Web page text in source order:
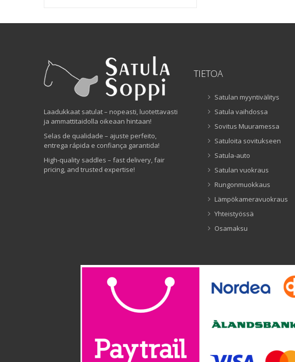
Laadukkaat satulat – nopeasti, luotettavasti
ja ammattitaidolla oikeaan hintaan!
Selas de qualidade – ajuste perfeito,
entrega rápida e confiança garantida!
High-quality saddles – fast delivery, fair
pricing, and trusted expertise!
TIETOA
Satulan myyntivälitys
Satula vaihdossa
Sovitus Muuramessa
Satuloita sovitukseen
Satula-auto
Satulan vuokraus
Rungonmuokkaus
Lämpökameravuokraus
Yhteistyössä
Osamaksu